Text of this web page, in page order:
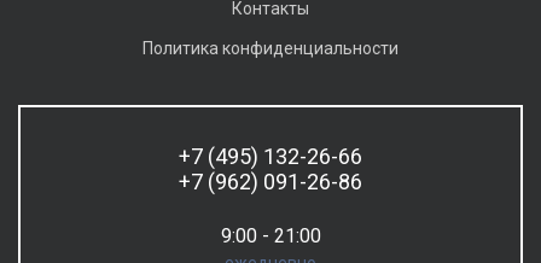
Контакты
Политика конфиденциальности
+7 (495) 132-26-66
+7 (962) 091-26-86
9:00 - 21:00